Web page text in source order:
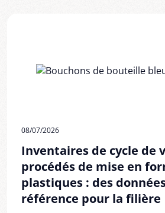
08/07/2026
Inventaires de cycle de
procédés de mise en
plastiques : des
référence pour la filière